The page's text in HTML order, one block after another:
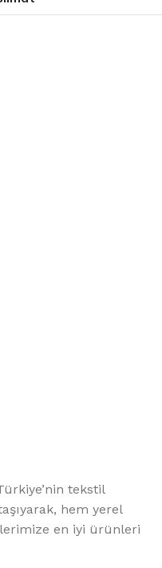
tekstil
hem yerel
en iyi ürünleri